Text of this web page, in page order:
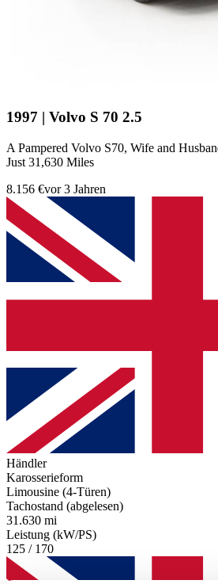
1997 | Volvo S 70 2.5
A Pampered Volvo S70, Wife and
Just 31,630 Miles
8.156 €vor 3 Jahren
Händler
Karosserieform
Limousine (4-Türen)
Tachostand (abgelesen)
31.630 mi
Leistung (kW/PS)
125 / 170